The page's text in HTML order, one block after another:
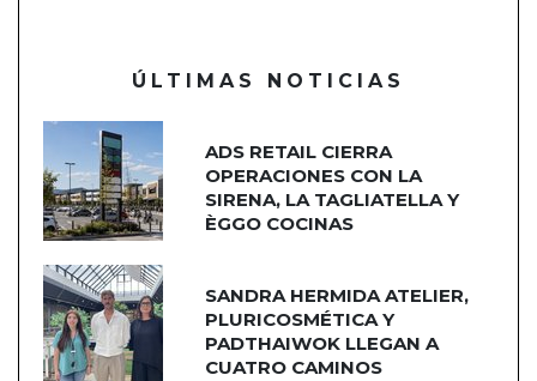
ÚLTIMAS NOTICIAS
ADS RETAIL CIERRA
OPERACIONES CON LA
SIRENA, LA TAGLIATELLA Y
ÈGGO COCINAS
SANDRA HERMIDA ATELIER,
PLURICOSMÉTICA Y
PADTHAIWOK LLEGAN A
CUATRO CAMINOS